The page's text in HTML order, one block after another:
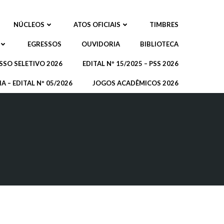
NÚCLEOS ATOS OFICIAIS TIMBRES
EGRESSOS OUVIDORIA BIBLIOTECA
SELETIVO 2026 EDITAL Nº 15/2025 – PSS 2026
– EDITAL Nº 05/2026 JOGOS ACADÊMICOS 2026